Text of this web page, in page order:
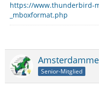
https://www.thunderbird-
_mboxformat.php
Senior-Mitglied